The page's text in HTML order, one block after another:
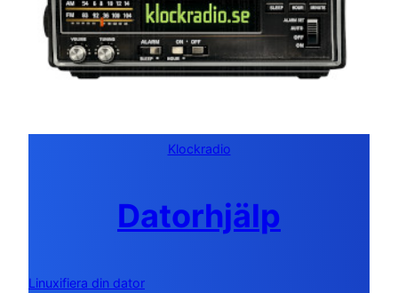
Klockradio
Datorhjälp
Linuxifiera din dator